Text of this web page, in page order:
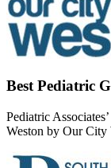
Best Pediatric
Pediatric
Weston by Our City